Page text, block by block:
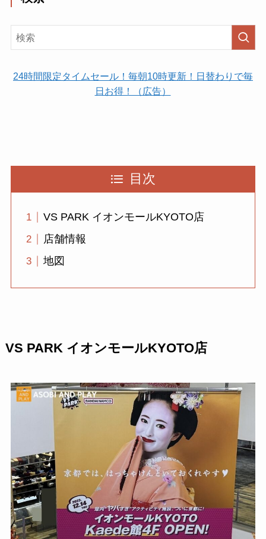
24時間限定タイムセール！毎朝10時更新！日替わりで毎
日お得！（広告）
目次
VS PARK イオンモールKYOTO店
店舗情報
地図
VS PARK イオンモールKYOTO店